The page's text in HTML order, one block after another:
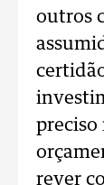
outros
preciso
rever